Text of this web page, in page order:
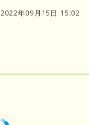
2022年09月15日 15:02